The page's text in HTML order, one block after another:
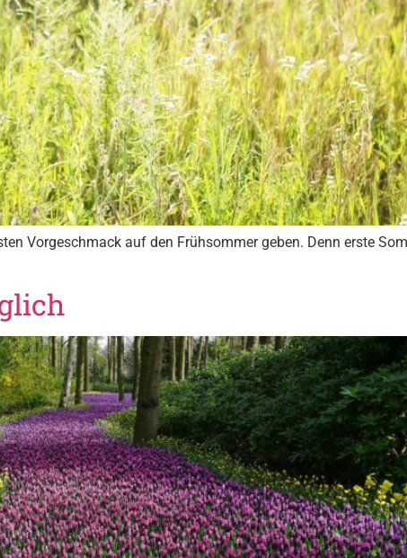
Vorgeschmack auf den Frühsommer geben. Denn erste